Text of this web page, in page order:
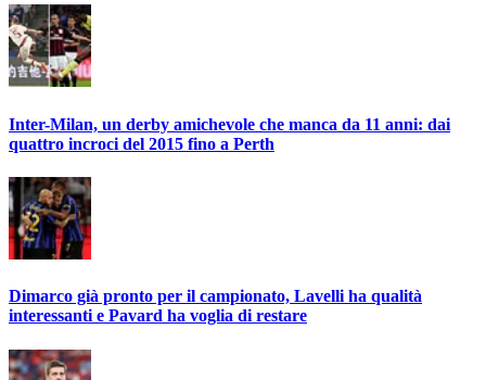
Inter-Milan, un derby amichevole che manca da 11 anni: dai
quattro incroci del 2015 fino a Perth
Dimarco già pronto per il campionato, Lavelli ha qualità
interessanti e Pavard ha voglia di restare